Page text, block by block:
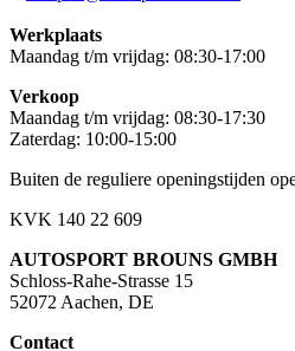
Werkplaats
Maandag t/m vrijdag: 08:30-17:00
Verkoop
Maandag t/m vrijdag: 08:30-17:30
Zaterdag: 10:00-15:00
Buiten de reguliere openingstijden
KVK 140 22 609
AUTOSPORT BROUNS GMBH
Schloss-Rahe-Strasse 15
52072 Aachen, DE
Contact